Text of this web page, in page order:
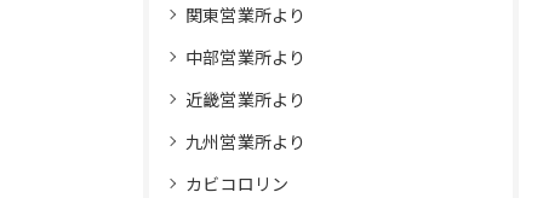
関東営業所より
中部営業所より
近畿営業所より
九州営業所より
カビコロリン